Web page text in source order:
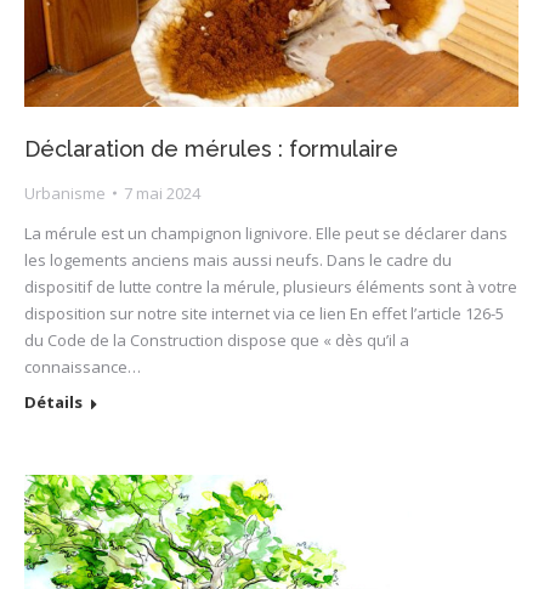
Déclaration de mérules : formulaire
Urbanisme
7 mai 2024
La mérule est un champignon lignivore. Elle peut se déclarer dans
les logements anciens mais aussi neufs. Dans le cadre du
dispositif de lutte contre la mérule, plusieurs éléments sont à votre
disposition sur notre site internet via ce lien En effet l’article 126-5
du Code de la Construction dispose que « dès qu’il a
connaissance…
Détails